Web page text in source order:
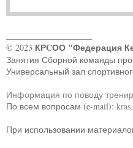
© 2023 КРCОО "Федерация
Занятия Сборной команды
Универсальный зал
Информация по поводу
По всем вопросам (e-mail):
При использовании